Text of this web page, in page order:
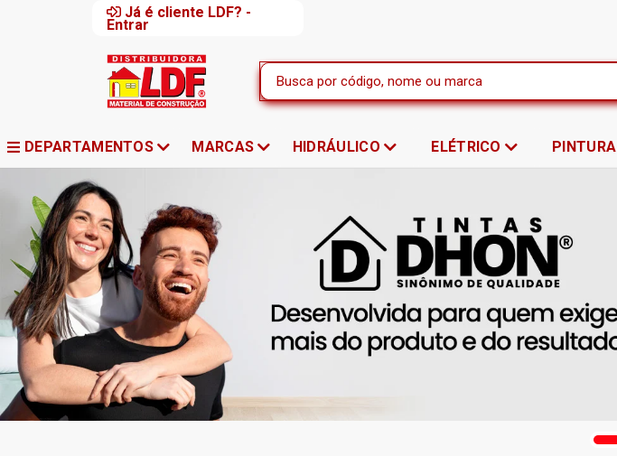
Já é cliente LDF? -
Entrar
DEPARTAMENTOS MARCAS HIDRÁULICO ELÉTRICO PINTURA